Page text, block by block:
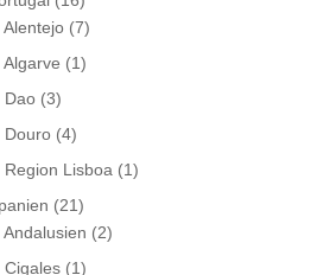
Alentejo (7)
Algarve (1)
Dao (3)
Douro (4)
Region Lisboa (1)
(21)
Andalusien (2)
Cigales (1)